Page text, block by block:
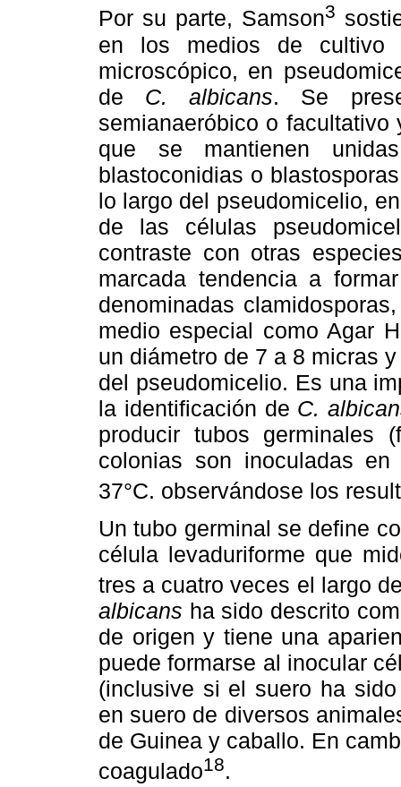
Por su parte, Samson3
en los medios de cultivo
microscópico, en
de C. albicans. Se
semianaeróbico o
que se mantienen
blastoconidias o
lo largo del pseudomicelio,
de las células
contraste con otras
marcada tendencia a
denominadas
medio especial como Agar
un diámetro de 7 a 8 micras
del pseudomicelio. Es una
la identificación de C.
producir tubos germinales
colonias son inoculadas
37°C. observándose los
Un tubo germinal se define
célula levaduriforme que
tres a cuatro veces el largo
albicans ha sido descrito
de origen y tiene una
puede formarse al inocular
(inclusive si el suero ha
en suero de diversos
de Guinea y caballo. En
coagulado18.